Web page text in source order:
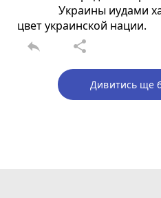
Украины иудами
цвет украинской нации.
reply share
Дивитись ще